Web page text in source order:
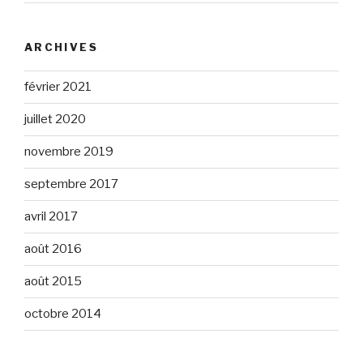
ARCHIVES
février 2021
juillet 2020
novembre 2019
septembre 2017
avril 2017
août 2016
août 2015
octobre 2014